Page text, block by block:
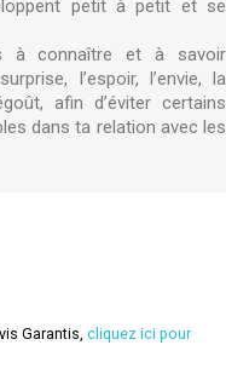
petit à petit et se
à connaître et à savoir
l’espoir, l’envie, la
afin d’éviter certains
dans ta relation avec les
Garantis, cliquez ici pour